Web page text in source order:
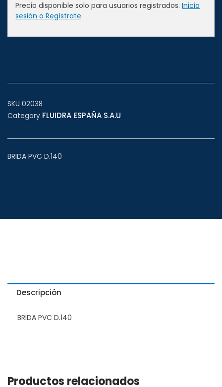
Precio disponible solo para usuarios registrados. Inicia
sesión o Regístrate
SKU 02038
Category FLUIDRA ESPAÑA S.A.U
BRIDA PVC D.140
Descripción
BRIDA PVC D.140
Productos relacionados